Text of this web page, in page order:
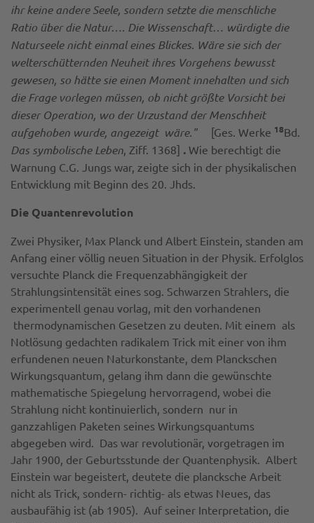
ihr keine andere Seele, sondern setzte die menschliche
Ratio über die Natur…. Die Wissenschaft… würdigte die
Naturseele nicht einmal eines Blickes. Wäre sie sich der
welterschütternden Neuheit ihres Vorgehens bewusst
gewesen, so hätte sie einen Moment innehalten und sich
die Frage vorlegen müssen, ob nicht größte Vorsicht bei
dieser Operation, wo der Urzustand der Menschheit
aufgehoben wurde, angezeigt wäre."
[Ges. Werke 18Bd.
Das symbolische Leben , Ziff. 1368] . Wie berechtigt die
Warnung C.G. Jungs war, zeigte sich in der physikalischen
Entwicklung mit Beginn des 20. Jhds.
Die Quantenrevolution
Zwei Physiker, Max Planck und Albert Einstein, standen am
Anfang einer völlig neuen Situation in der Physik. Erfolglos
versuchte Planck die Frequenzabhängigkeit der
Strahlungsintensität eines sog. Schwarzen Strahlers, die
experimentell genau vorlag, mit den vorhandenen
thermodynamischen Gesetzen zu deuten. Mit einem als
Notlösung gedachten radikalem Trick mit einer von ihm
erfundenen neuen Naturkonstante, dem Planckschen
Wirkungsquantum, gelang ihm dann die gewünschte
mathematische Spiegelung hervorragend, wobei die
Strahlung nicht kontinuierlich, sondern nur in
ganzzahligen Paketen seines Wirkungsquantums
abgegeben wird. Das war revolutionär, vorgetragen im
Jahr 1900, der Geburtsstunde der Quantenphysik. Albert
Einstein war begeistert, deutete die plancksche Arbeit
nicht als Trick, sondern- richtig- als etwas Neues, das
ausbaufähig ist (ab 1905). Auf seiner Interpretation, die